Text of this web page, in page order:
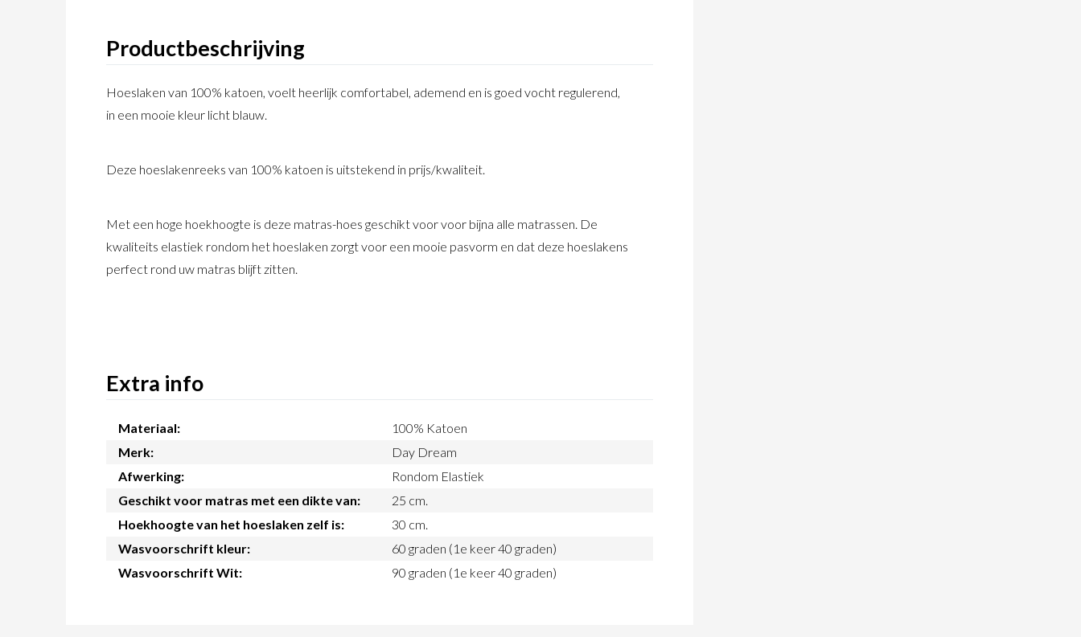
Productbeschrijving
Hoeslaken van 100% katoen, voelt heerlijk comfortabel, ademend en is goed vocht regulerend,
in een mooie kleur licht blauw.
Deze hoeslakenreeks van 100% katoen is uitstekend in prijs/kwaliteit.
Met een hoge hoekhoogte is deze matras-hoes geschikt voor voor bijna alle matrassen. De
kwaliteits elastiek rondom het hoeslaken zorgt voor een mooie pasvorm en dat deze hoeslakens
perfect rond uw matras blijft zitten.
Extra info
Materiaal:
100% Katoen
Merk:
Day Dream
Afwerking:
Rondom Elastiek
Geschikt voor matras met een dikte van:
25 cm.
Hoekhoogte van het hoeslaken zelf is:
30 cm.
Wasvoorschrift kleur:
60 graden (1e keer 40 graden)
Wasvoorschrift Wit:
90 graden (1e keer 40 graden)